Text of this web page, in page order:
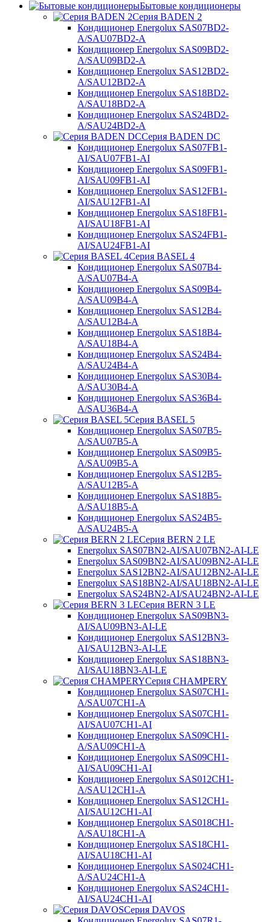
Бытовые кондиционеры
Серия BADEN 2
Кондиционер Energolux SAS07BD2-
A/SAU07BD2-A
Кондиционер Energolux SAS09BD2-
A/SAU09BD2-A
Кондиционер Energolux SAS12BD2-
A/SAU12BD2-A
Кондиционер Energolux SAS18BD2-
A/SAU18BD2-A
Кондиционер Energolux SAS24BD2-
A/SAU24BD2-A
Серия BADEN DC
Кондиционер Energolux SAS07FB1-
AI/SAU07FB1-AI
Кондиционер Energolux SAS09FB1-
AI/SAU09FB1-AI
Кондиционер Energolux SAS12FB1-
AI/SAU12FB1-AI
Кондиционер Energolux SAS18FB1-
AI/SAU18FB1-AI
Кондиционер Energolux SAS24FB1-
AI/SAU24FB1-AI
Серия BASEL 4
Кондиционер Energolux SAS07B4-
A/SAU07B4-A
Кондиционер Energolux SAS09B4-
A/SAU09B4-A
Кондиционер Energolux SAS12B4-
A/SAU12B4-A
Кондиционер Energolux SAS18B4-
A/SAU18B4-A
Кондиционер Energolux SAS24B4-
A/SAU24B4-A
Кондиционер Energolux SAS30B4-
A/SAU30B4-A
Кондиционер Energolux SAS36B4-
A/SAU36B4-A
Серия BASEL 5
Кондиционер Energolux SAS07B5-
A/SAU07B5-A
Кондиционер Energolux SAS09B5-
A/SAU09B5-A
Кондиционер Energolux SAS12B5-
A/SAU12B5-A
Кондиционер Energolux SAS18B5-
A/SAU18B5-A
Кондиционер Energolux SAS24B5-
A/SAU24B5-A
Серия BERN 2 LE
Energolux SAS07BN2-AI/SAU07BN2-AI-LE
Energolux SAS09BN2-AI/SAU09BN2-AI-LE
Energolux SAS12BN2-AI/SAU12BN2-AI-LE
Energolux SAS18BN2-AI/SAU18BN2-AI-LE
Energolux SAS24BN2-AI/SAU24BN2-AI-LE
Серия BERN 3 LE
Кондиционер Energolux SAS09BN3-
AI/SAU09BN3-AI-LE
Кондиционер Energolux SAS12BN3-
AI/SAU12BN3-AI-LE
Кондиционер Energolux SAS18BN3-
AI/SAU18BN3-AI-LE
Серия CHAMPERY
Кондиционер Energolux SAS07CH1-
A/SAU07CH1-A
Кондиционер Energolux SAS07CH1-
AI/SAU07CH1-AI
Кондиционер Energolux SAS09CH1-
A/SAU09CH1-A
Кондиционер Energolux SAS09CH1-
AI/SAU09CH1-AI
Кондиционер Energolux SAS012CH1-
A/SAU12CH1-A
Кондиционер Energolux SAS12CH1-
AI/SAU12CH1-AI
Кондиционер Energolux SAS018CH1-
A/SAU18CH1-A
Кондиционер Energolux SAS18CH1-
AI/SAU18CH1-AI
Кондиционер Energolux SAS024CH1-
A/SAU24CH1-A
Кондиционер Energolux SAS24CH1-
AI/SAU24CH1-AI
Серия DAVOS